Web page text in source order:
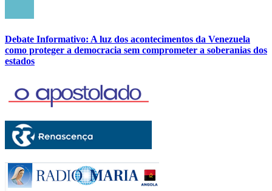
Debate Informativo: A luz dos acontecimentos da Venezuela
como proteger a democracia sem comprometer a soberanias dos
estados